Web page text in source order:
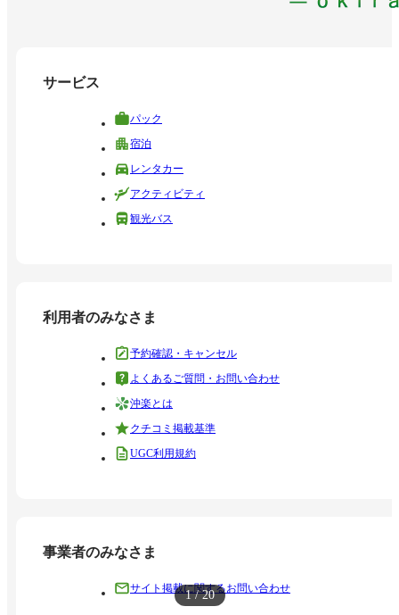
1/20
サービス
パック
宿泊
レンタカー
アクティビティ
観光バス
利用者のみなさま
予約確認・キャンセル
よくあるご質問・お問い合わせ
沖楽とは
クチコミ掲載基準
UGC利用規約
事業者のみなさま
サイト掲載に関するお問い合わせ